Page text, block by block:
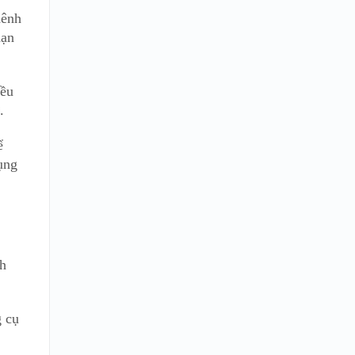
cụ